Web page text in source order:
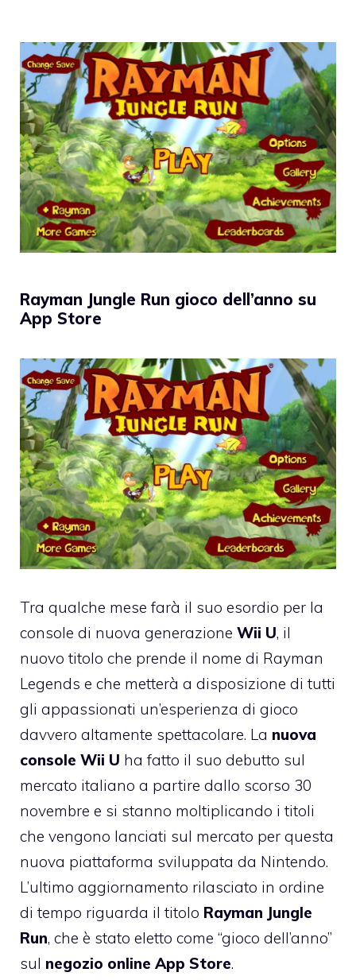
Rayman Jungle Run gioco dell’anno su
App Store
Tra qualche mese farà il suo esordio per la
console di nuova generazione Wii U, il
nuovo titolo che prende il nome di Rayman
Legends e che metterà a disposizione di tutti
gli appassionati un’esperienza di gioco
davvero altamente spettacolare. La nuova
console Wii U ha fatto il suo debutto sul
mercato italiano a partire dallo scorso 30
novembre e si stanno moltiplicando i titoli
che vengono lanciati sul mercato per questa
nuova piattaforma sviluppata da Nintendo.
L’ultimo aggiornamento rilasciato in ordine
di tempo riguarda il titolo Rayman Jungle
Run, che è stato eletto come “gioco dell’anno”
sul negozio online App Store.